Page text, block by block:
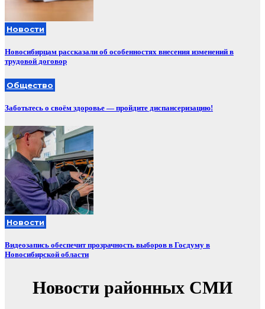
Новости
Новосибирцам рассказали об особенностях внесения изменений в
трудовой договор
Общество
Заботьтесь о своём здоровье — пройдите диспансеризацию!
Новости
Видеозапись обеспечит прозрачность выборов в Госдуму в
Новосибирской области